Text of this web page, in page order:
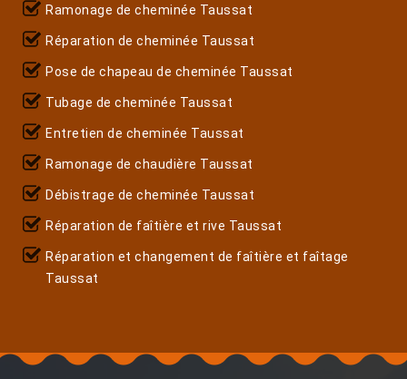
Ramonage de cheminée Taussat
Réparation de cheminée Taussat
Pose de chapeau de cheminée Taussat
Tubage de cheminée Taussat
Entretien de cheminée Taussat
Ramonage de chaudière Taussat
Débistrage de cheminée Taussat
Réparation de faîtière et rive Taussat
Réparation et changement de faîtière et faîtage
Taussat